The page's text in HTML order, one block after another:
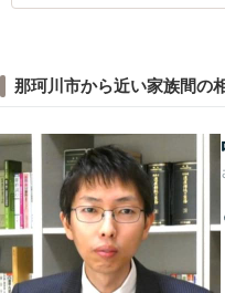
那珂川市から近い家族間の